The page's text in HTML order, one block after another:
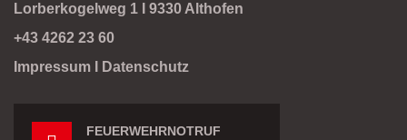
Lorberkogelweg 1 I 9330 Althofen
+43 4262 23 60
Impressum
Datenschutz
FEUERWEHRNOTRUF